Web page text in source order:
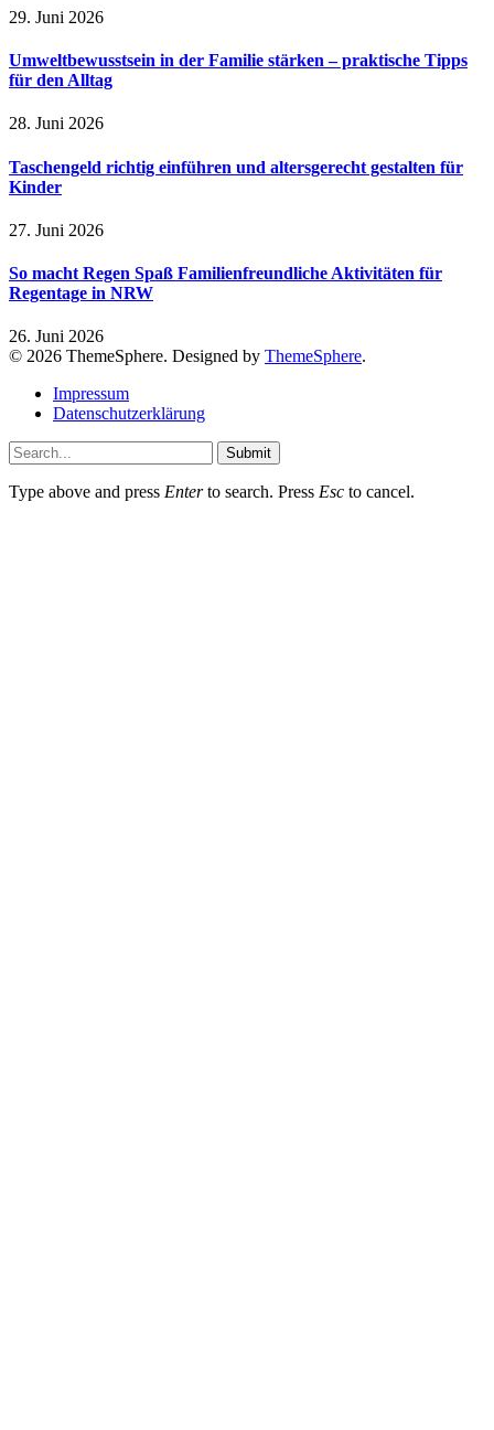
29. Juni 2026
Umweltbewusstsein in der Familie stärken – praktische Tipps
für den Alltag
28. Juni 2026
Taschengeld richtig einführen und altersgerecht gestalten für
Kinder
27. Juni 2026
So macht Regen Spaß Familienfreundliche Aktivitäten für
Regentage in NRW
26. Juni 2026
© 2026 ThemeSphere. Designed by ThemeSphere.
Impressum
Datenschutzerklärung
Submit
Type above and press Enterto search. Press Esc to cancel.